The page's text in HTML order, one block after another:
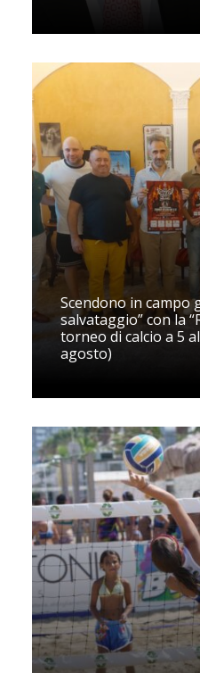
Scendono in campo
salvataggio” con la
torneo di calcio a 5
agosto)